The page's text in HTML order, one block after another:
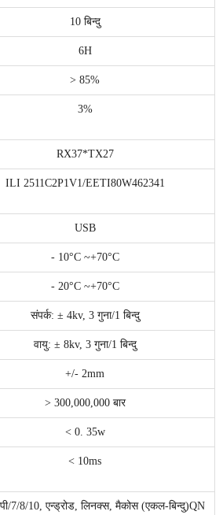
10 बिन्दु
6H
> 85%
3%
RX37*TX27
ILI 2511C2P1V1/EETI80W462341
USB
- 10°C ~+70°C
- 20°C ~+70°C
संपर्क: ± 4kv, 3 गुना/1 बिन्दु
वायु: ± 8kv, 3 गुना/1 बिन्दु
+/- 2mm
> 300,000,000 बार
< 0. 35w
< 10ms
7/8/10, एन्ड्रोड, लिनक्स, मैकोस (एकल-बिन्दु)QN